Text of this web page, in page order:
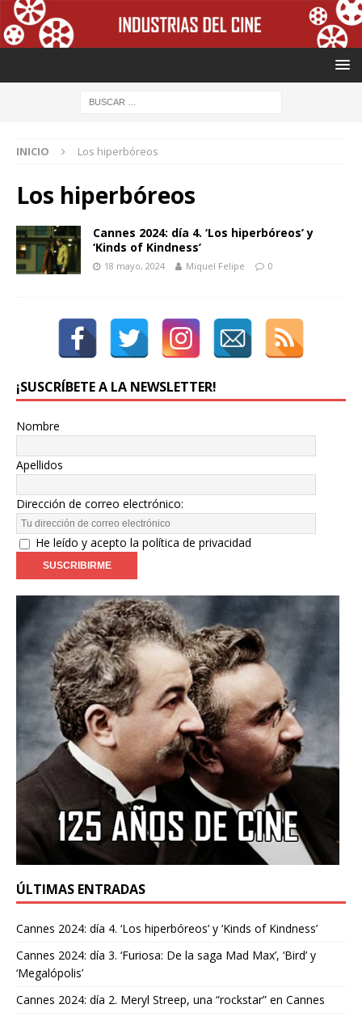
INICIO Los hiperbóreos
Los hiperbóreos
Cannes 2024: día 4. ‘Los hiperbóreos’ y
‘Kinds of Kindness’
18 mayo, 2024 Miquel Felipe 0
¡SUSCRÍBETE A LA NEWSLETTER!
Nombre
Apellidos
Dirección de correo electrónico:
He leído y acepto la política de privacidad
ÚLTIMAS ENTRADAS
Cannes 2024: día 4. ‘Los hiperbóreos’ y ‘Kinds of Kindness’
Cannes 2024: día 3. ‘Furiosa: De la saga Mad Max’, ‘Bird’ y
‘Megalópolis’
Cannes 2024: día 2. Meryl Streep, una “rockstar” en Cannes